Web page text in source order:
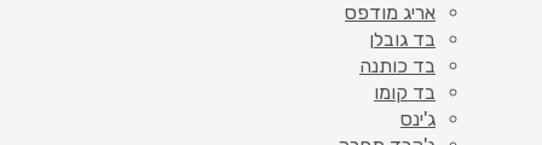
אריג מודפס
בד גובלן
בד כותנה
בד קומו
ג'ינס